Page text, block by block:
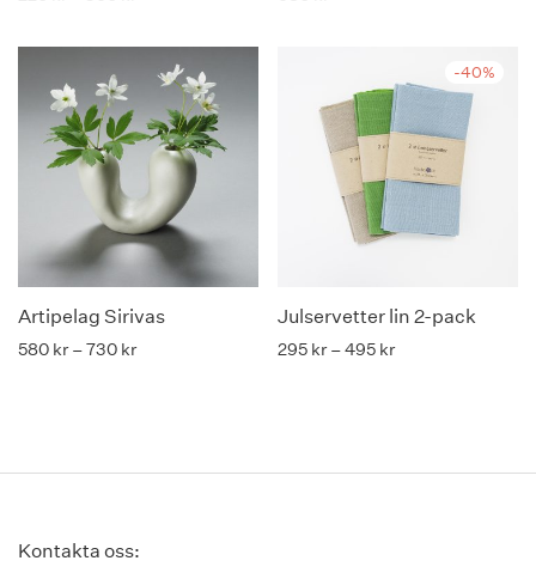
Artipelag Sirivas
580 kr –730 krPrice range: 580 kr through 730 kr
-40%
Julservetter lin 2-pack
295 kr –495 krPrice range: 295
Kontakta oss: